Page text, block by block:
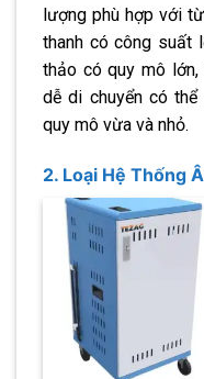
lượng phù hợp với
thanh có công suất
thảo có quy mô lớn,
dễ di chuyển có
quy mô vừa và nhỏ.
2. Loại Hệ Thống